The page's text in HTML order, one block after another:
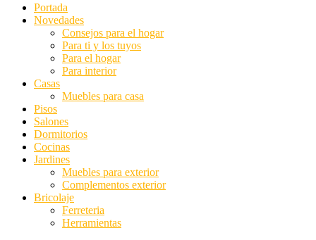
Portada
Novedades
Consejos para el hogar
Para ti y los tuyos
Para el hogar
Para interior
Casas
Muebles para casa
Pisos
Salones
Dormitorios
Cocinas
Jardines
Muebles para exterior
Complementos exterior
Bricolaje
Ferreteria
Herramientas